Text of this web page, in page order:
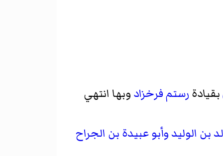
بقيادة رستم فرخزاد وبها انتهي
بن الوليد وأبو عبيدة بن الجراح